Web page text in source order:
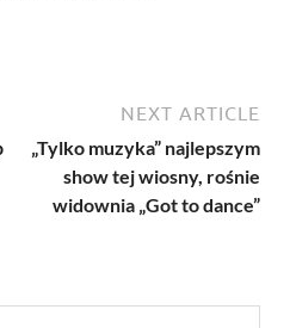
NEXT ARTICLE
„Tylko muzyka” najlepszym
show tej wiosny, rośnie
widownia „Got to dance”